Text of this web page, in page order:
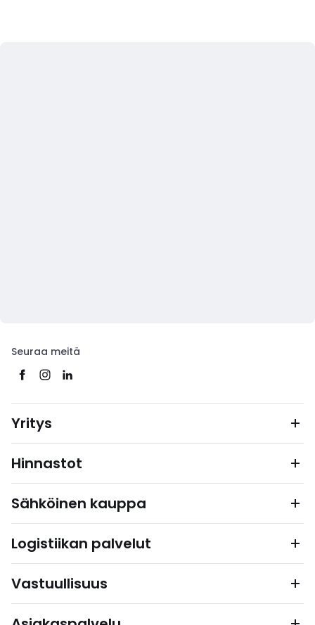
Seuraa meitä
Yritys
Hinnastot
Sähköinen kauppa
Logistiikan palvelut
Vastuullisuus